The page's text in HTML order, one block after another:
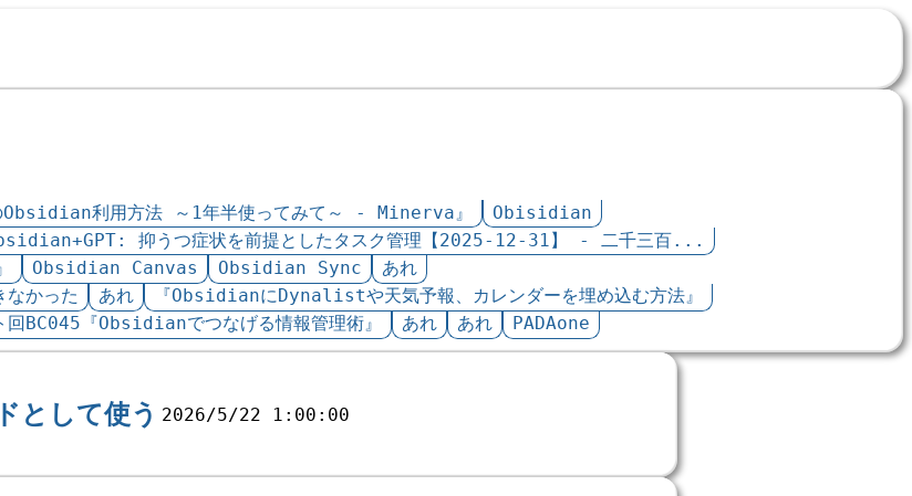
Obsidian利用方法 ～1年半使ってみて～ - Minerva』
Obisidian
抑うつ症状を前提としたタスク管理【2025-12-31】 - 二千三百...
Obsidian Canvas Obsidian Sync
あれ
かった
あれ
『ObsidianにDynalistや天気予報、カレンダーを埋め込む方法』
回BC045『Obsidianでつなげる情報管理術』 あれ あれ PADAone
として使う 2026/5/22 1:00:00